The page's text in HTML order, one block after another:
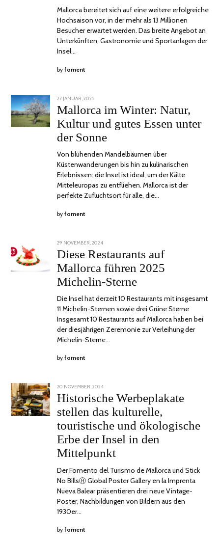
Mallorca bereitet sich auf eine weitere erfolgreiche
Hochsaison vor, in der mehr als 13 Millionen
Besucher erwartet werden. Das breite Angebot an
Unterkünften, Gastronomie und Sportanlagen der
Insel…
byfoment
POSTED
ON
27 JANUAR, 2025
JANUAR,
2025
Mallorca im Winter: Natur,
Kultur und gutes Essen unter
der Sonne
Von blühenden Mandelbäumen über
Küstenwanderungen bis hin zu kulinarischen
Erlebnissen: die Insel ist ideal, um der Kälte
Mitteleuropas zu entfliehen. Mallorca ist der
perfekte Zufluchtsort für alle, die…
byfoment
POSTED
ON
29 NOVEMBER, 2024
Diese Restaurants auf
Mallorca führen 2025
Michelin-Sterne
Die Insel hat derzeit 10 Restaurants mit insgesamt
11 Michelin-Sternen sowie drei Grüne Sterne
Insgesamt 10 Restaurants auf Mallorca haben bei
der diesjährigen Zeremonie zur Verleihung der
Michelin-Sterne…
byfoment
POSTED
ON
20 NOVEMBER, 2024
NOVEMBER,
2024
Historische Werbeplakate
stellen das kulturelle,
touristische und ökologische
Erbe der Insel in den
Mittelpunkt
Der Fomento del Turismo de Mallorca und Stick
No BillsⓇ Global Poster Gallery en la Imprenta
Nueva Balear präsentieren drei neue Vintage-
Poster, Nachbildungen von Bildern aus den
1930er…
byfoment